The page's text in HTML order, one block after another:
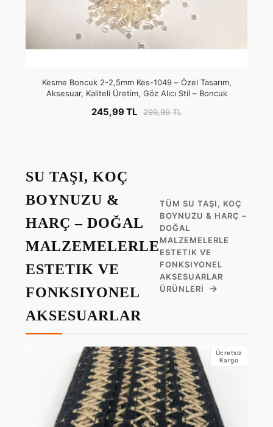
Kesme Boncuk 2-2,5mm Kes-1049 – Özel Tasarım,
Aksesuar, Kaliteli Üretim, Göz Alıcı Stil – Boncuk
245,99 TL 299,99 TL
SU TAŞI, KOÇ
BOYNUZU &
HARÇ – DOĞAL
MALZEMELERLE
ESTETIK VE
FONKSIYONEL
AKSESUARLAR
TÜM SU TAŞI, KOÇ
BOYNUZU & HARÇ –
DOĞAL
MALZEMELERLE
ESTETIK VE
FONKSIYONEL
AKSESUARLAR
ÜRÜNLERI
Ücretsiz
Kargo